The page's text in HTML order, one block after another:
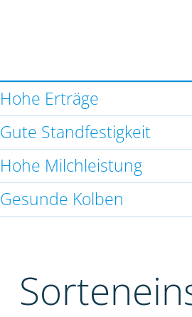
Hohe Erträge
Gute Standfestigkeit
Hohe Milchleistung
Gesunde Kolben